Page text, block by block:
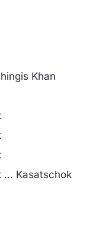
Khan
… Kasatschok